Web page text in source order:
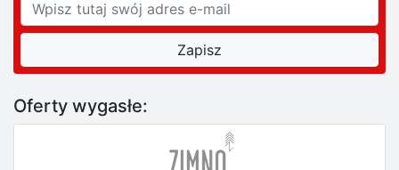
Oferty wygasłe: